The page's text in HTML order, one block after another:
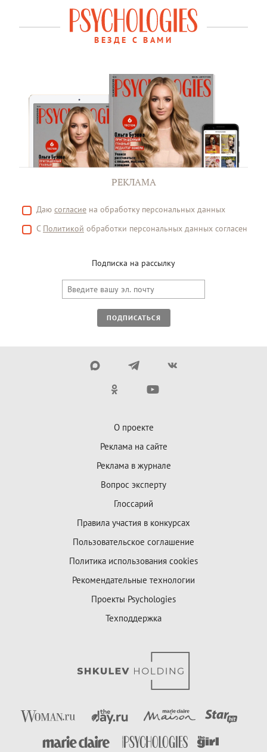
ВЕЗДЕ С ВАМИ
РЕКЛАМА
Даю согласие на обработку персональных данных
С Политикой обработки персональных данных согласен
Подписка на рассылку
ПОДПИСАТЬСЯ
О проекте
Реклама на сайте
Реклама в журнале
Вопрос эксперту
Глоссарий
Правила участия в конкурсах
Пользовательское соглашение
Политика использования cookies
Рекомендательные технологии
Проекты Psychologies
Техподдержка